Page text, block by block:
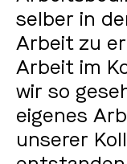
selber in
Arbeit zu
Arbeit im
wir so
eigenes
unserer